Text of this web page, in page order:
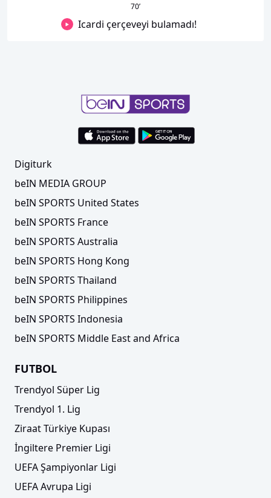
70’
Icardi çerçeveyi bulamadı!
Digiturk
beIN MEDIA GROUP
beIN SPORTS United States
beIN SPORTS France
beIN SPORTS Australia
beIN SPORTS Hong Kong
beIN SPORTS Thailand
beIN SPORTS Philippines
beIN SPORTS Indonesia
beIN SPORTS Middle East and Africa
FUTBOL
Trendyol Süper Lig
Trendyol 1. Lig
Ziraat Türkiye Kupası
İngiltere Premier Ligi
UEFA Şampiyonlar Ligi
UEFA Avrupa Ligi